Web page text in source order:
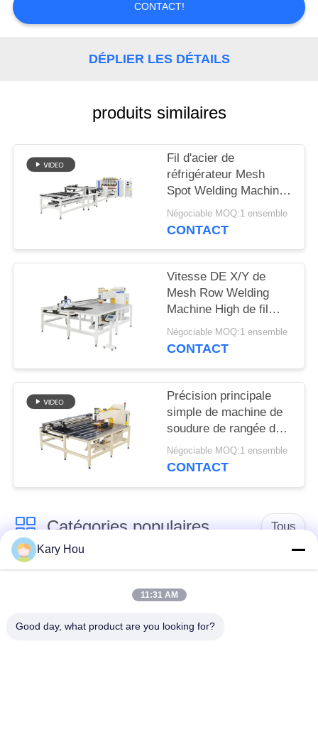
CAS
DEMANDEZ
CITATION
PLAN
DU
SITE
POLITIQUE
EN
MATIÈRE
PROTECTION
DE
LA
VIE
PRIVÉE
CONTACT!
DÉPLIER LES DÉTAILS
produits similaires
Fil d'acier de
réfrigérateur Mesh
Spot Welding Machine
Multipoint pour
l'étagère de fil
Négociable MOQ:1 ensemble
CONTACT
Vitesse DE X/Y de
Mesh Row Welding
Machine High de fil
d'axe de tête simple
complètement
Négociable MOQ:1 ensemble
CONTACT
Précision principale
simple de machine de
soudure de rangée de
grillage d'axe XY haute
complètement
Négociable MOQ:1 ensemble
CONTACT
Catégories populaires Tous
Machine de soudage
Machine de soudage
de treillis métallique
machine de soudure
machine de soudure
Kary Hou
11:31 AM
Good day, what product are you looking for?